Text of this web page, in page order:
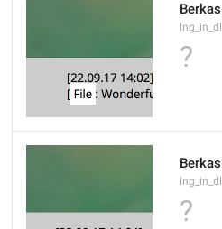
Berkas
?
?